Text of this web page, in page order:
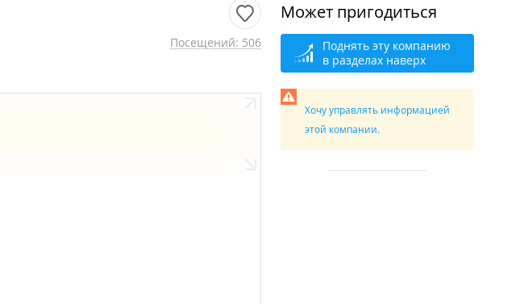
Посещений: 506
Может пригодиться
Поднять эту компанию
в разделах наверх
Хочу управлять информацией
этой компании.